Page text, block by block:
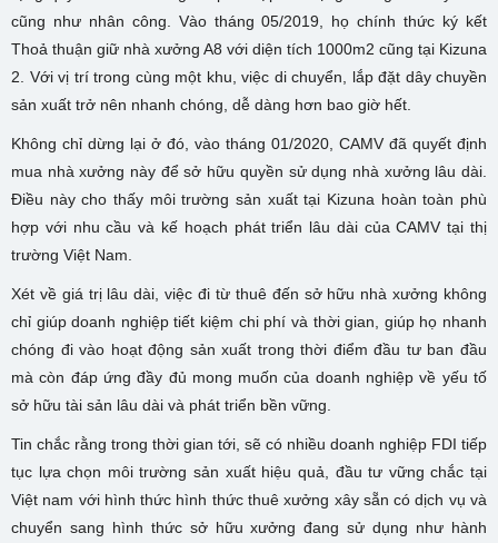
cũng như nhân công. Vào tháng 05/2019, họ chính thức ký kết
Thoả thuận giữ nhà xưởng A8 với diện tích 1000m2 cũng tại Kizuna
2. Với vị trí trong cùng một khu, việc di chuyển, lắp đặt dây chuyền
sản xuất trở nên nhanh chóng, dễ dàng hơn bao giờ hết.
Không chỉ dừng lại ở đó, vào tháng 01/2020, CAMV đã quyết định
mua nhà xưởng này để sở hữu quyền sử dụng nhà xưởng lâu dài.
Điều này cho thấy môi trường sản xuất tại Kizuna hoàn toàn phù
hợp với nhu cầu và kế hoạch phát triển lâu dài của CAMV tại thị
trường Việt Nam.
Xét về giá trị lâu dài, việc đi từ thuê đến sở hữu nhà xưởng không
chỉ giúp doanh nghiệp tiết kiệm chi phí và thời gian, giúp họ nhanh
chóng đi vào hoạt động sản xuất trong thời điểm đầu tư ban đầu
mà còn đáp ứng đầy đủ mong muốn của doanh nghiệp về yếu tố
sở hữu tài sản lâu dài và phát triển bền vững.
Tin chắc rằng trong thời gian tới, sẽ có nhiều doanh nghiệp FDI tiếp
tục lựa chọn môi trường sản xuất hiệu quả, đầu tư vững chắc tại
Việt nam với hình thức hình thức thuê xưởng xây sẵn có dịch vụ và
chuyển sang hình thức sở hữu xưởng đang sử dụng như hành